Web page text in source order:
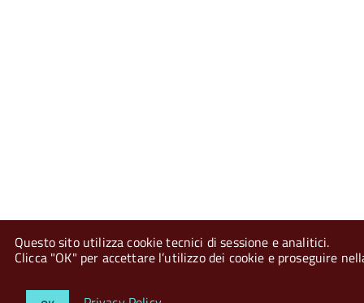
Questo sito utilizza cookie tecnici di sessione e analitici.
Clicca "OK" per accettare l’utilizzo dei cookie e proseguire